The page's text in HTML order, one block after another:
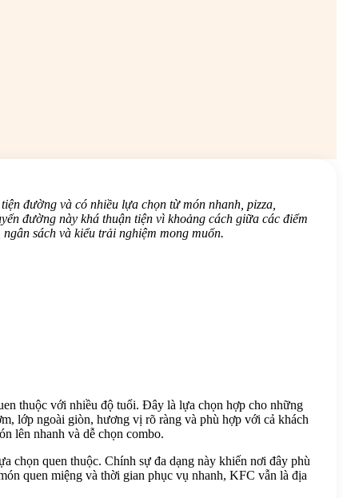
đường và có nhiều lựa chọn từ món nhanh, pizza,
đường này khá thuận tiện vì khoảng cách giữa các điểm
sách và kiểu trải nghiệm mong muốn.
thuộc với nhiều độ tuổi. Đây là lựa chọn hợp cho những
lớp ngoài giòn, hương vị rõ ràng và phù hợp với cả khách
lên nhanh và dễ chọn combo.
chọn quen thuộc. Chính sự đa dạng này khiến nơi đây phù
quen miệng và thời gian phục vụ nhanh, KFC vẫn là địa